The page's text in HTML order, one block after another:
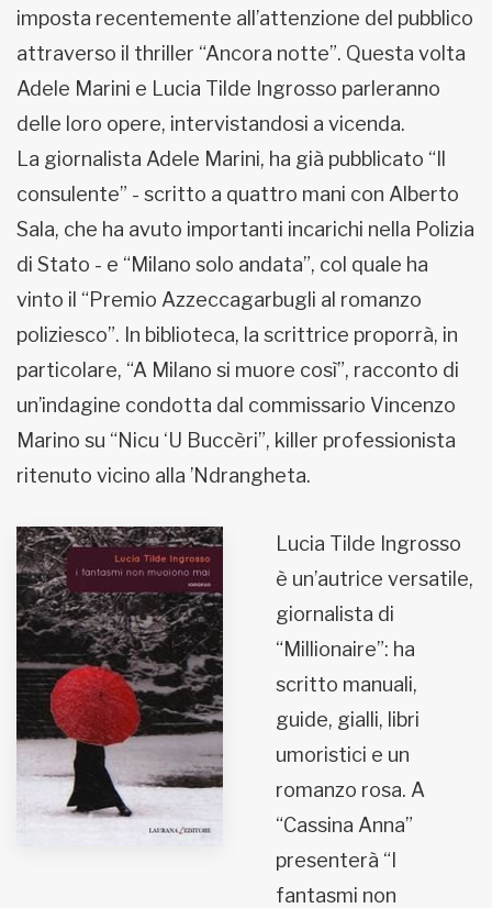
imposta recentemente all’attenzione del pubblico
attraverso il thriller “Ancora notte”. Questa volta
Adele Marini e Lucia Tilde Ingrosso parleranno
delle loro opere, intervistandosi a vicenda.
La giornalista Adele Marini, ha già pubblicato “Il
consulente” - scritto a quattro mani con Alberto
Sala, che ha avuto importanti incarichi nella Polizia
di Stato - e “Milano solo andata”, col quale ha
vinto il “Premio Azzeccagarbugli al romanzo
poliziesco”. In biblioteca, la scrittrice proporrà, in
particolare, “A Milano si muore così”, racconto di
un’indagine condotta dal commissario Vincenzo
Marino su “Nicu ‘U Buccèri”, killer professionista
ritenuto vicino alla ’Ndrangheta.
Lucia Tilde Ingrosso
è un’autrice versatile,
giornalista di
“Millionaire”: ha
scritto manuali,
guide, gialli, libri
umoristici e un
romanzo rosa. A
“Cassina Anna”
presenterà “I
fantasmi non